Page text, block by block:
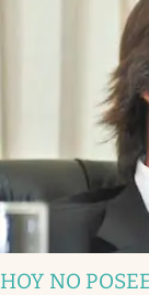
HOY NO